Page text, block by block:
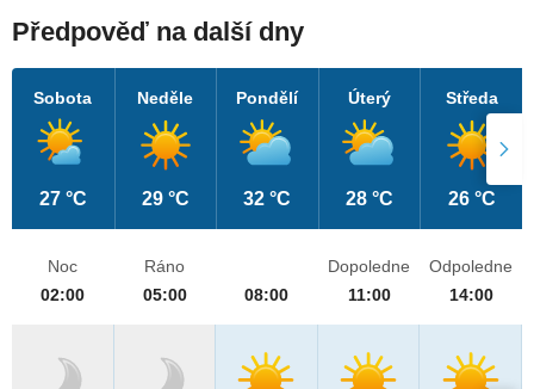
Předpověď na další dny
Sobota
27 °C
Neděle
29 °C
Pondělí
32 °C
Úterý
28 °C
Středa
26 °C
Noc
02:00
Ráno
05:00
08:00
Dopoledne
11:00
Odpoledne
14:00